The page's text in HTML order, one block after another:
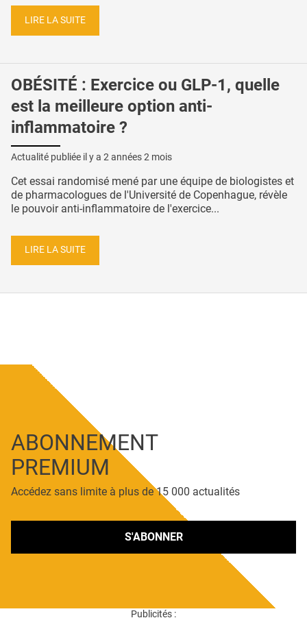
LIRE LA SUITE
OBÉSITÉ : Exercice ou GLP-1, quelle
est la meilleure option anti-
inflammatoire ?
Actualité publiée il y a 2 années 2 mois
Cet essai randomisé mené par une équipe de biologistes et
de pharmacologues de l'Université de Copenhague, révèle
le pouvoir anti-inflammatoire de l'exercice...
LIRE LA SUITE
ABONNEMENT
PREMIUM
Accédez sans limite à plus de 15 000 actualités
S'ABONNER
Publicités :